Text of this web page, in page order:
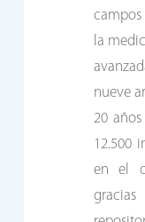
la
nueve
20
12.500
en el